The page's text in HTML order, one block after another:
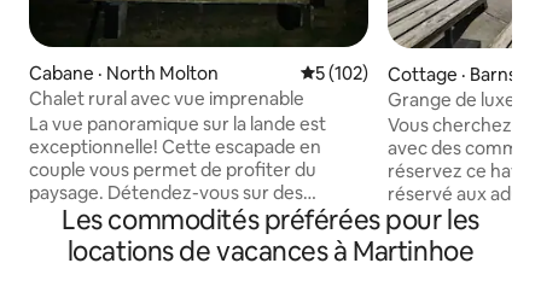
Cabane · North Molton Note moyenne de 5 sur 5,
5 (102)
Chalet rural avec vue imprenable
La vue panoramique sur la lande est
exceptionnelle! Cette escapade en
couple vous permet de profiter du
paysage. Détendez-vous sur des
canapés confortables en regardant par
la fenêtre ou relaxez-vous dans le spa
avec le foyer. Vous pouvez rencontrer
Cottage ·
Grange de
Vous cherchez
avec des
réservez ce
réservé aux
compagnie!
luxueuses, y
bienvenue avec
Les commodités préférées pour les
locations de vacances à Martinhoe